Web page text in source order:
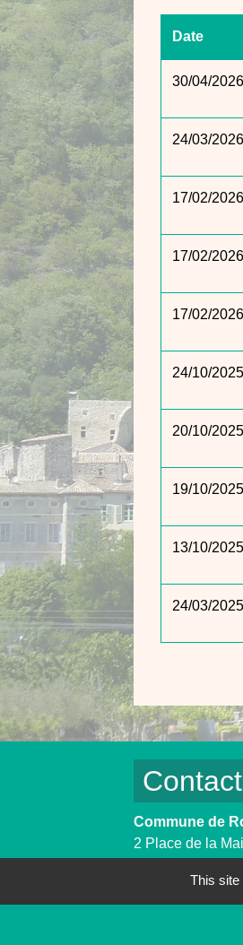
Date
30/04/2026
24/03/2026
17/02/2026
17/02/2026
17/02/2026
24/10/2025
20/10/2025
19/10/2025
13/10/2025
24/03/2025
Contact
Commune de
2 Place de la
+33 4 75 49 08
This site